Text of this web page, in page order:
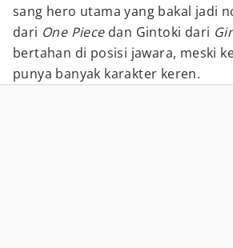
sang hero utama yang bakal jadi
dari One Piece dan Gintoki dari
bertahan di posisi jawara, meski
punya banyak karakter keren.